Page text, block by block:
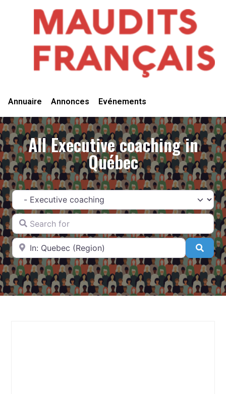
Annuaire Annonces Evénements
All Executive coaching in
Québec
Catégorie
Search for
Near